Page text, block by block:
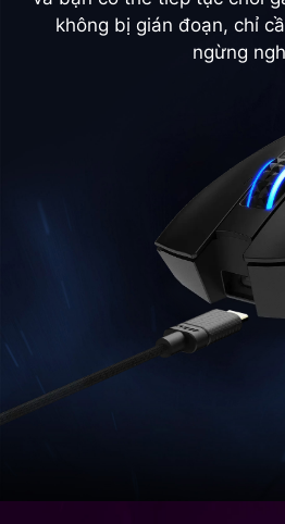
không bị gián đoạn, chỉ
ngừng